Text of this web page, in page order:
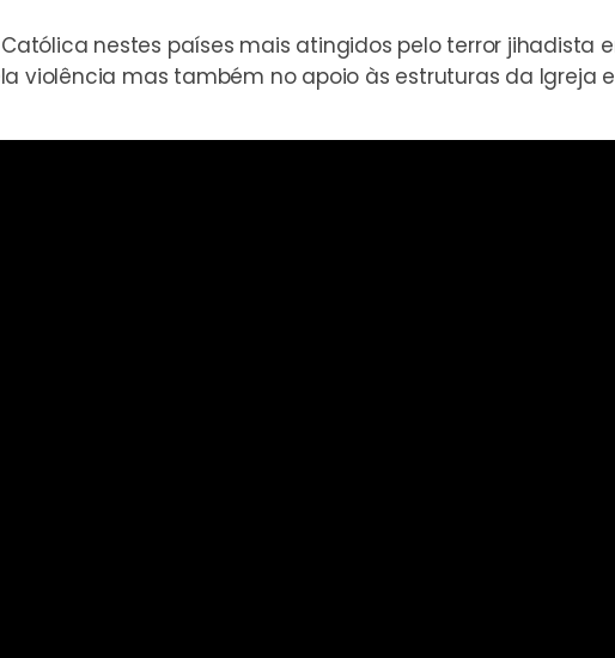
nestes países mais atingidos pelo terror jihadista
violência mas também no apoio às estruturas da Igreja